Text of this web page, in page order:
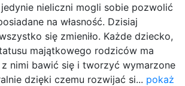
nieliczni mogli sobie pozwolić
na własność. Dzisiaj
się zmieniło. Każde dziecko,
majątkowego rodziców ma
nimi bawić się i tworzyć wymarzone
dzięki czemu rozwijać si... pokaż